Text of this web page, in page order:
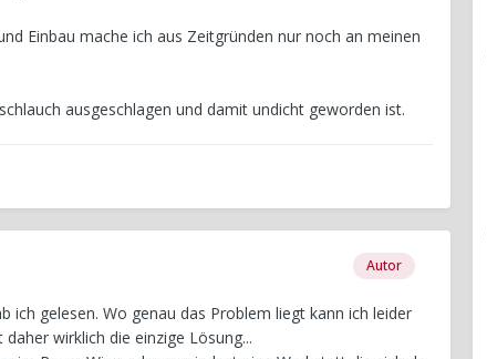
Einbau mache ich aus Zeitgründen nur noch an meinen
ausgeschlagen und damit undicht geworden ist.
Autor
gelesen. Wo genau das Problem liegt kann ich leider
wirklich die einzige Lösung...